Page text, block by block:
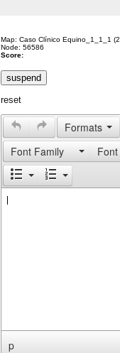
Map: Caso Clínico Equino_1_1_1
Node: 56586
Score:
reset
Formats
Font Family
p